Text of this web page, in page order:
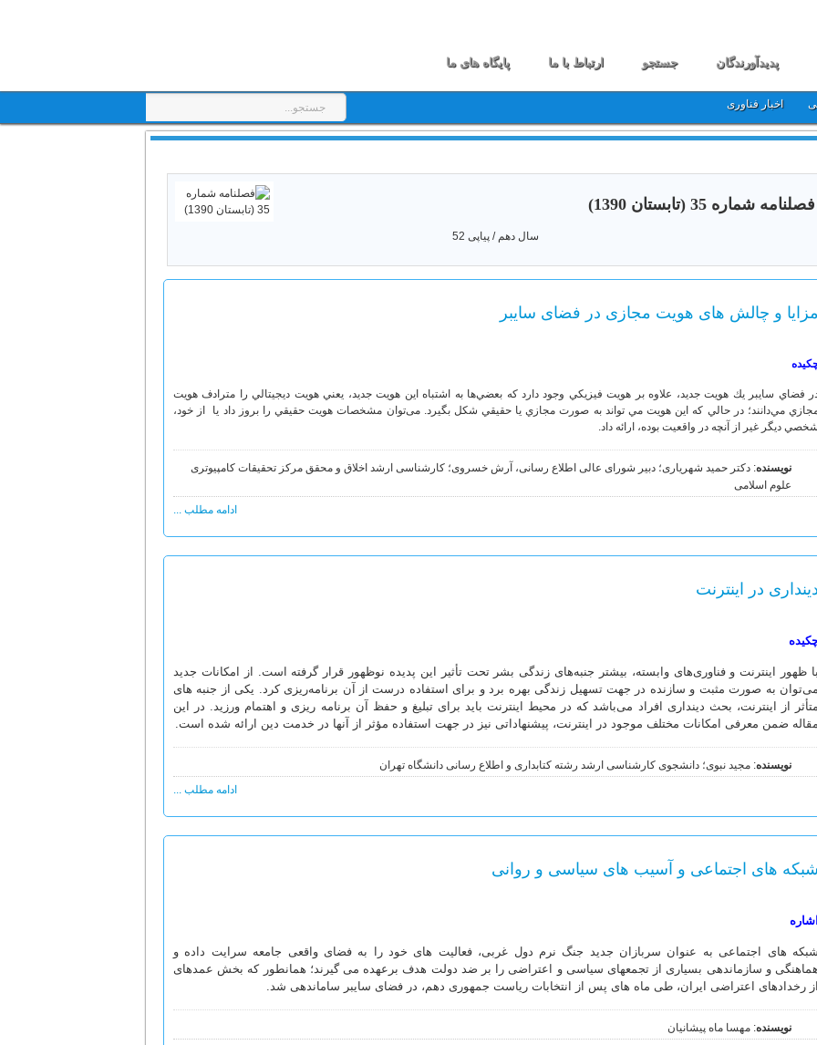
پدیدآورندگان جستجو ارتباط با ما پایگاه های ما
اخبار فناوری
فصلنامه شماره 35 (تابستان 1390)
سال دهم / پیاپی 52
مزایا و چالش های هویت مجازی در فضای سایبر
فضاي سايبر يك هويت جديد، علاوه بر هويت فيزيكي وجود دارد كه بعضي‌ها به اشتباه اين هويت جديد، يعني هويت ديجيتالي را مترادف هويت
مي‌دانند؛ در حالي كه اين هويت مي تواند به صورت مجازي يا حقيقي شكل بگيرد. می‌توان مشخصات هويت حقيقي را بروز داد يا از خود،
شخصي ديگر غير از آنچه در واقعيت بوده، ارائه داد.
نویسنده: دکتر حمید شهریاری؛ دبیر شورای عالی اطلاع رسانی، آرش خسروی؛ کارشناسی ارشد اخلاق و محقق مرکز تحقیقات کامپیوتری
علوم اسلامی
ادامه مطلب ...
دینداری در اینترنت
با ظهور اینترنت و فناوری‏‌های وابسته، بیشتر جنبه‏‌های زندگی بشر تحت تأثیر این پدیده نوظهور قرار گرفته است. از امکانات جدید
می‏‌توان به صورت مثبت و سازنده در جهت تسهیل زندگی بهره برد و برای استفاده درست از آن برنامه‏‌ریزی کرد. یکی از جنبه های
متأثر از اینترنت، بحث دینداری افراد می‏‌باشد که در محیط اینترنت باید برای تبلیغ و حفظ آن برنامه ریزی و اهتمام ورزید. در این
مقاله ضمن معرفی امکانات مختلف موجود در اینترنت، پیشنهاداتی نیز در جهت استفاده مؤثر از آنها در خدمت دین ارائه شده است.
نویسنده: مجید نبوی؛ دانشجوی کارشناسی ارشد رشته کتابداری و اطلاع رسانی دانشگاه تهران
ادامه مطلب ...
شبکه های اجتماعی و آسیب های سیاسی و روانی
اشاره
شبکه‏ های اجتماعی به عنوان سربازان جدید جنگ نرم دول غربى، فعالیت های خود را به فضاى واقعى جامعه سرایت داده و
هماهنگى و سازماندهى بسیارى از تجمع‏هاى سیاسى و اعتراضى را بر ضد دولت هدف برعهده مى‏ گیرند؛ همان‏طور که بخش عمده‏اى
از رخدادهاى اعتراضى ایران، طى ماه‏ هاى پس از انتخابات ریاست جمهورى دهم، در فضاى سایبر ساماندهى شد.
نویسنده: مهسا ماه پیشانیان